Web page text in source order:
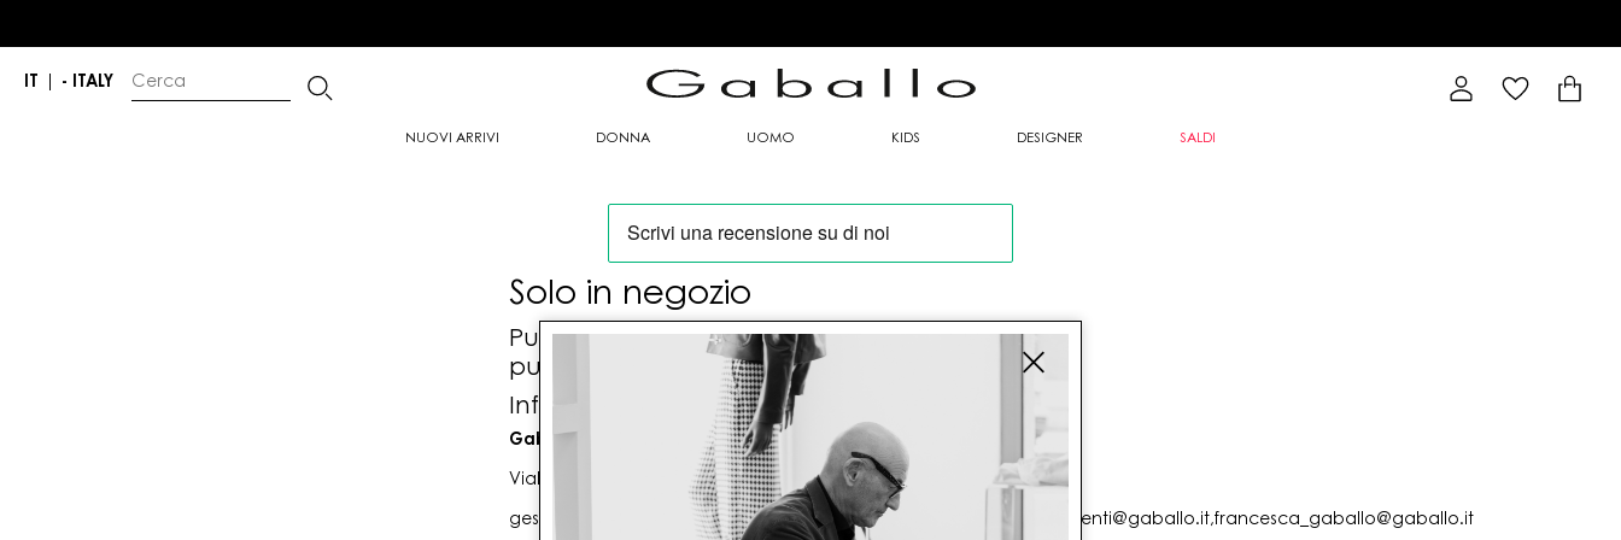
IT - ITALY
NUOVI ARRIVI DONNA UOMO KIDS DESIGNER SALDI
Solo in negozio
Puoi trovare questo articolo solo presso i nostri
punti vendita:
Info contatti
Gaballo Mario srl
Viale G. Matteotti n. 23 00053 Civitavecchia (RM)
gestioneordini@gaballo.it,customercare@sellmasters.it,assistenzaclienti@gaballo.it,francesca_gaballo@gaballo.it